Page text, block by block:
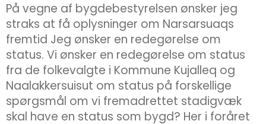
På vegne af bygdebestyrelsen ønsker jeg
straks at få oplysninger om Narsarsuaqs
fremtid Jeg ønsker en redegørelse om
status. Vi ønsker en redegørelse om status
fra de folkevalgte i Kommune Kujalleq og
Naalakkersuisut om status på forskellige
spørgsmål om vi fremadrettet stadigvæk
skal have en status som bygd? Her i foråret